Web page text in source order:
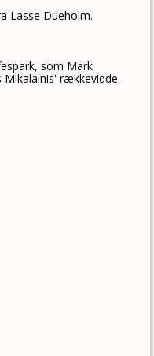
Lasse Dueholm.
som Mark
Mikalainis' rækkevidde.